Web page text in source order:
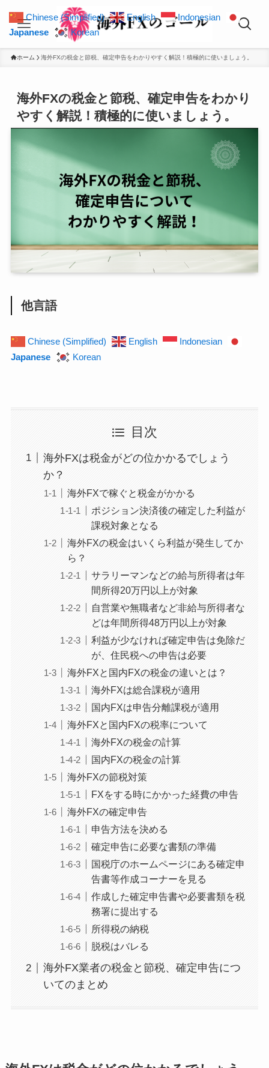
ホーム 海外FXの税金と節税、確定申告をわかりやすく解説！積極的に使いましょう。
海外FXの税金と節税、確定申告をわかり
やすく解説！積極的に使いましょう。
他言語
Chinese (Simplified) English
Indonesian
Japanese
Korean
目次
海外FXは税金がどの位かかるでしょう
か？
海外FXで稼ぐと税金がかかる
ポジション決済後の確定した利益が
課税対象となる
海外FXの税金はいくら利益が発生してか
ら？
サラリーマンなどの給与所得者は年
間所得20万円以上が対象
自営業や無職者など非給与所得者な
どは年間所得48万円以上が対象
利益が少なければ確定申告は免除だ
が、住民税への申告は必要
海外FXと国内FXの税金の違いとは？
海外FXは総合課税が適用
国内FXは申告分離課税が適用
海外FXと国内FXの税率について
海外FXの税金の計算
国内FXの税金の計算
海外FXの節税対策
FXをする時にかかった経費の申告
海外FXの確定申告
申告方法を決める
確定申告に必要な書類の準備
国税庁のホームページにある確定申
告書等作成コーナーを見る
作成した確定申告書や必要書類を税
務署に提出する
所得税の納税
脱税はバレる
海外FX業者の税金と節税、確定申告につ
いてのまとめ
Chinese (Simplified) English
Indonesian
Japanese
Korean